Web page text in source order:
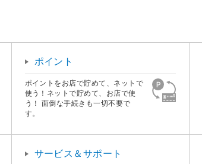
ポイント
ポイントをお店で貯めて、ネットで
使う！ネットで貯めて、お店で使
う！ 面倒な手続きも一切不要で
す。
サービス＆サポート